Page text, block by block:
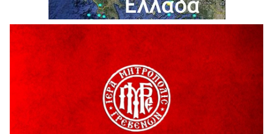
6 Αυγούστου 2026
H παραδοχή λαθών είναι (και) δύναμη
5 Αυγούστου 2026
Ο ΑΝΔΡΕΑΣ ΑΣΛΑΝΙΔΗΣ ΣΥΝΕΧΙΖΕΙ ΣΤΟΝ ΠΡΩΤΕΑ
ΓΡΕΒΕΝΩΝ
5 Αυγούστου 2026
Ευχαριστήριο Εκπολιτιστικού Συλλόγου Ταξιάρχη προς κ.
Παρασχάκη Αθανάσιο